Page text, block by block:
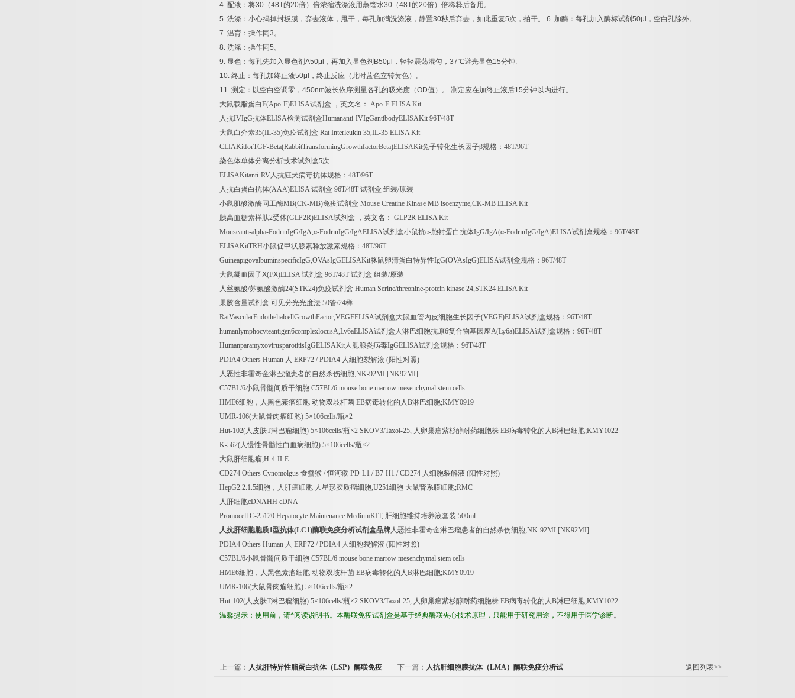
4. 配液：将30 （48T的20倍）倍浓缩洗涤液用蒸馏水30 （48T的20倍）倍稀释后备用。
5. 洗涤：小心揭掉封板膜，弃去液体，甩干，每孔加满洗涤液，静置30秒后弃去，如此重复5次，拍干。 6. 加酶：每孔加入酶标试剂 50μl
，空白孔除外。
7. 温育：操作同3。
8. 洗涤：操作同5。
9. 显色：每孔先加入显色剂 A50μl ，再加入显色剂 B50μl ，轻轻震荡混匀， 37℃避光显色15分钟.
10. 终止：每孔加终止液50μl
，终止反应（此时蓝色立转黄色）。
11. 测定：以空白空调零， 450nm波长依序测量各孔的吸光度（OD值）。 测定应在加终止液后15分钟以内进行。
大鼠载脂蛋白E(Apo-E)ELISA试剂盒 ，英文名： Apo-E ELISA Kit
人抗IVIgG抗体ELISA检测试剂盒Humananti-IVIgGantibodyELISAKit 96T/48T
大鼠白介素35(IL-35)免疫试剂盒 Rat Interleukin 35,IL-35 ELISA Kit
CLIAKitforTGF-Beta(RabbitTransformingGrowthfactorBeta)ELISAKit兔子转化生长因子β规格： 48T/96T
染色体单体分离分析技术试剂盒5次
ELISAKitanti-RV人抗狂犬病毒抗体规格： 48T/96T
人抗白蛋白抗体(AAA)ELISA试剂盒 96T/48T 试剂盒 组装/原装
小鼠肌酸激酶同工酶MB(CK-MB)免疫试剂盒 Mouse Creatine Kinase MB isoenzyme,CK-MB ELISA Kit
胰高血糖素样肽2受体(GLP2R)ELISA试剂盒 ，英文名： GLP2R ELISA Kit
Mouseanti-alpha-FodrinIgG/IgA,α-FodrinIgG/IgAELISA试剂盒小鼠抗α-胞衬蛋白抗体IgG/IgA(α-FodrinIgG/IgA)ELISA试剂盒规格： 96T/48T
ELISAKitTRH小鼠促甲状腺素释放激素规格： 48T/96T
GuineapigovalbuminspecificIgG,OVAsIgGELISAKit豚鼠卵清蛋白特异性IgG(OVAsIgG)ELISA试剂盒规格： 96T/48T
大鼠凝血因子Ⅹ(FⅩ)ELISA试剂盒 96T/48T 试剂盒 组装/原装
人丝氨酸/苏氨酸激酶24(STK24)免疫试剂盒 Human Serine/threonine-protein kinase 24,STK24 ELISA Kit
果胶含量试剂盒 可见分光光度法 50管/24样
RatVascularEndothelialcellGrowthFactor,VEGFELISA试剂盒大鼠血管内皮细胞生长因子(VEGF)ELISA试剂盒规格： 96T/48T
humanlymphocyteantigen6complexlocusA,Ly6aELISA试剂盒人淋巴细胞抗原6复合物基因座A(Ly6a)ELISA试剂盒规格： 96T/48T
HumanparamyxovirusparotitisIgGELISAKit人腮腺炎病毒IgGELISA试剂盒规格： 96T/48T
PDIA4 Others Human 人 ERP72 / PDIA4 人细胞裂解液 (阳性对照)
人恶性非霍奇金淋巴瘤患者的自然杀伤细胞;NK-92MI [NK92MI]
C57BL/6小鼠骨髓间质干细胞 C57BL/6 mouse bone marrow mesenchymal stem cells
HME6细胞，人黑色素瘤细胞 动物双歧杆菌 EB病毒转化的人B淋巴细胞;KMY0919
UMR-106(大鼠骨肉瘤细胞) 5×106cells/瓶×2
Hut-102(人皮肤T淋巴瘤细胞) 5×106cells/瓶×2 SKOV3/Taxol-25, 人卵巢癌紫杉醇耐药细胞株 EB病毒转化的人B淋巴细胞;KMY1022
K-562(人慢性骨髓性白血病细胞) 5×106cells/瓶×2
大鼠肝细胞瘤;H-4-II-E
CD274 Others Cynomolgus 食蟹猴 /恒河猴 PD-L1 / B7-H1 / CD274 人细胞裂解液 (阳性对照)
HepG2.2.1.5细胞，人肝癌细胞 人星形胶质瘤细胞,U251细胞 大鼠肾系膜细胞;RMC
人肝细胞cDNAHH cDNA
Promocell C-25120 Hepatocyte Maintenance MediumKIT, 肝细胞维持培养液套装 500ml
人抗肝细胞胞质1型抗体(LC1)酶联免疫分析试剂盒品牌人恶性非霍奇金淋巴瘤患者的自然杀伤细胞;NK-92MI [NK92MI]
PDIA4 Others Human 人 ERP72 / PDIA4 人细胞裂解液 (阳性对照)
C57BL/6小鼠骨髓间质干细胞 C57BL/6 mouse bone marrow mesenchymal stem cells
HME6细胞，人黑色素瘤细胞 动物双歧杆菌 EB病毒转化的人B淋巴细胞;KMY0919
UMR-106(大鼠骨肉瘤细胞) 5×106cells/瓶×2
Hut-102(人皮肤T淋巴瘤细胞) 5×106cells/瓶×2 SKOV3/Taxol-25, 人卵巢癌紫杉醇耐药细胞株 EB病毒转化的人B淋巴细胞;KMY1022
温馨提示：使用前，请*阅读说明书。本酶联免疫试剂盒是基于经典酶联夹心技术原理，只能用于研究用途，不得用于医学诊断。
上一篇： 人抗肝特异性脂蛋白抗体（LSP）酶联免疫 下一篇： 人抗肝细胞膜抗体（LMA）酶联免疫分析试 返回列表>>